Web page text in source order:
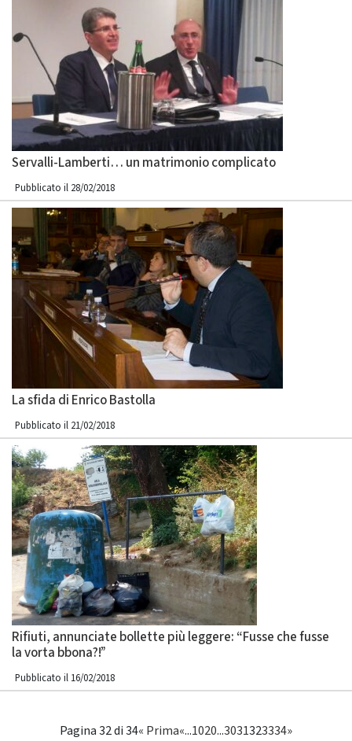
Servalli-Lamberti… un matrimonio complicato
Pubblicato il 28/02/2018
La sfida di Enrico Bastolla
Pubblicato il 21/02/2018
Rifiuti, annunciate bollette più leggere: “Fusse che fusse
la vorta bbona?!”
Pubblicato il 16/02/2018
Pagina 32 di 34« Prima«...1020...3031323334»